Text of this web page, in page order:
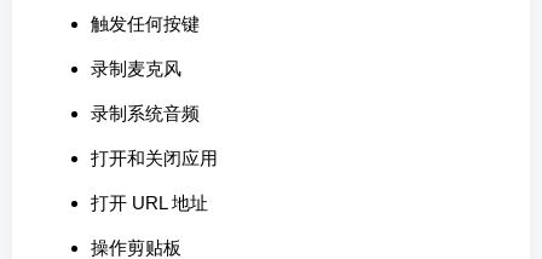
触发任何按键
录制麦克风
录制系统音频
打开和关闭应用
打开 URL 地址
操作剪贴板